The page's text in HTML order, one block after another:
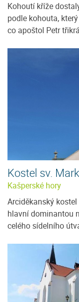
Kohoutí kříže
podle kohouta,
co apoštol Petr
Kostel sv.
Kašperské hory
Arciděkanský
hlavní dominantou
celého sídelního